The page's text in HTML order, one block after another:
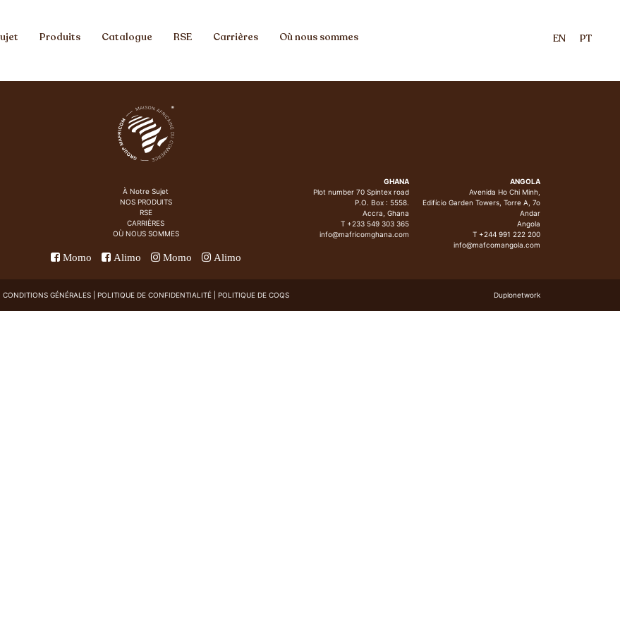
Produits Catalogue RSE Carrières Où nous sommes EN PT
À Notre Sujet
NOS PRODUITS
RSE
CARRIÈRES
OÙ NOUS SOMMES
Momo Alimo Momo Alimo
GHANA
Plot number 70 Spintex road
P.O. Box : 5558.
Accra, Ghana
T +233 549 303 365
info@mafricomghana.com
ANGOLA
Avenida Ho Chi Minh,
Edifício Garden Towers, Torre A, 7o
Andar
Angola
T +244 991 222 200
info@mafcomangola.com
CONDITIONS GÉNÉRALES| POLITIQUEDE CONFIDENTIALITÉ | POLITIQUE DE COQS Duplonetwork